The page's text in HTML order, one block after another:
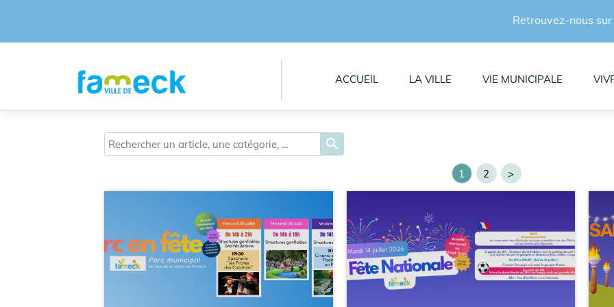
ACCUEIL LA VILLE VIE MUNICIPALE
Retrouvez-nous sur
search
1 2 >